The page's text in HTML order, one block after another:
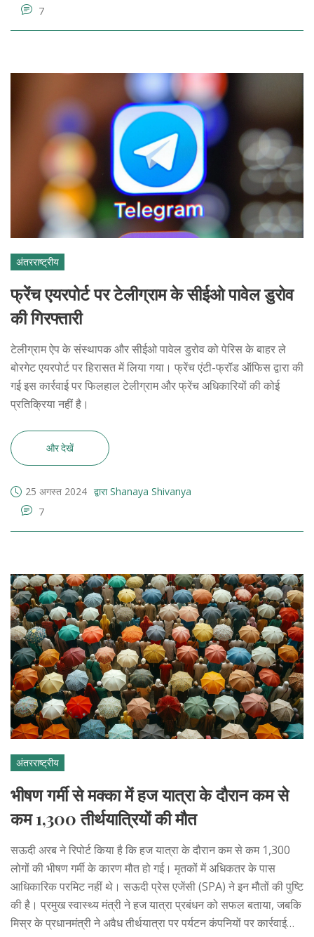
7
अंतरराष्ट्रीय
फ्रेंच एयरपोर्ट पर टेलीग्राम के सीईओ पावेल डुरोव
की गिरफ्तारी
टेलीग्राम ऐप के संस्थापक और सीईओ पावेल डुरोव को पेरिस के बाहर ले
बोरगेट एयरपोर्ट पर हिरासत में लिया गया। फ्रेंच एंटी-फ्रॉड ऑफिस द्वारा की
गई इस कार्रवाई पर फिलहाल टेलीग्राम और फ्रेंच अधिकारियों की कोई
प्रतिक्रिया नहीं है।
और देखें
25 अगस्त 2024 द्वारा Shanaya Shivanya
7
अंतरराष्ट्रीय
भीषण गर्मी से मक्का में हज यात्रा के दौरान कम से
कम 1,300 तीर्थयात्रियों की मौत
सऊदी अरब ने रिपोर्ट किया है कि हज यात्रा के दौरान कम से कम 1,300
लोगों की भीषण गर्मी के कारण मौत हो गई। मृतकों में अधिकतर के पास
आधिकारिक परमिट नहीं थे। सऊदी प्रेस एजेंसी (SPA) ने इन मौतों की पुष्टि
की है। प्रमुख स्वास्थ्य मंत्री ने हज यात्रा प्रबंधन को सफल बताया, जबकि
मिस्र के प्रधानमंत्री ने अवैध तीर्थयात्रा पर पर्यटन कंपनियों पर कार्रवाई